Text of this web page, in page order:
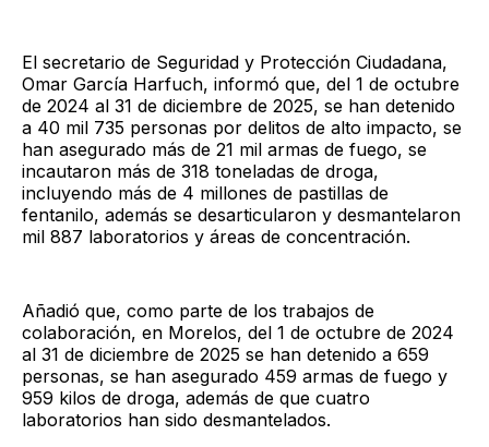
El secretario de Seguridad y Protección Ciudadana,
Omar García Harfuch, informó que, del 1 de octubre
de 2024 al 31 de diciembre de 2025, se han detenido
a 40 mil 735 personas por delitos de alto impacto, se
han asegurado más de 21 mil armas de fuego, se
incautaron más de 318 toneladas de droga,
incluyendo más de 4 millones de pastillas de
fentanilo, además se desarticularon y desmantelaron
mil 887 laboratorios y áreas de concentración.
Añadió que, como parte de los trabajos de
colaboración, en Morelos, del 1 de octubre de 2024
al 31 de diciembre de 2025 se han detenido a 659
personas, se han asegurado 459 armas de fuego y
959 kilos de droga, además de que cuatro
laboratorios han sido desmantelados.